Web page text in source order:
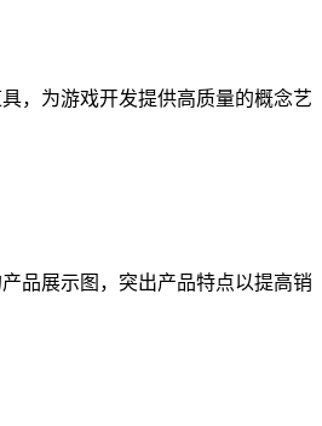
，为游戏开发提供高质量的概念艺
品展示图，突出产品特点以提高销